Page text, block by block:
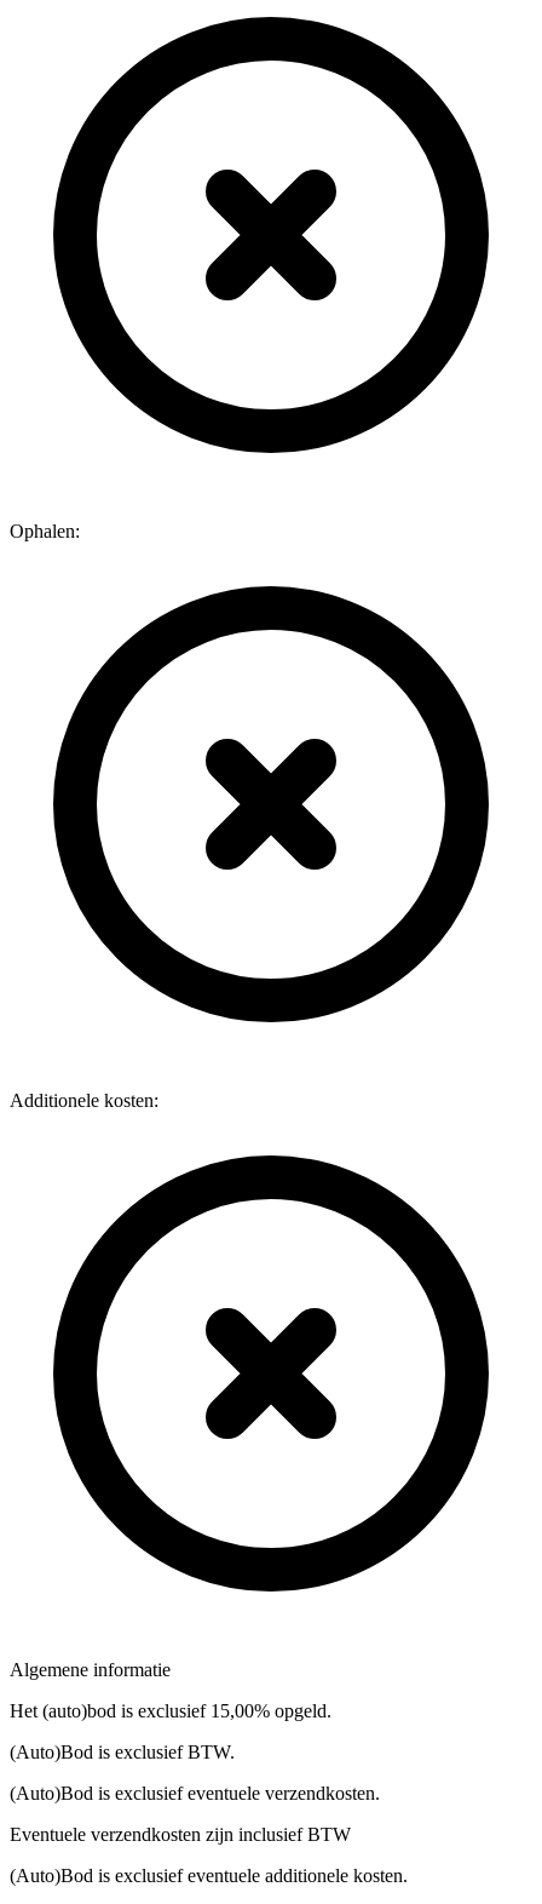
Ophalen:
Additionele kosten:
Algemene informatie
Het (auto)bod is exclusief 15,00% opgeld.
(Auto)Bod is exclusief BTW.
(Auto)Bod is exclusief eventuele verzendkosten.
Eventuele verzendkosten zijn inclusief BTW
(Auto)Bod is exclusief eventuele additionele kosten.